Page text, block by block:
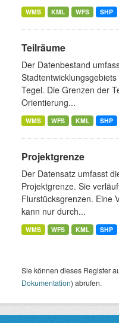
WMS KML WFS SHP
Teilräume
Der Datenbestand
Tegel. Die Grenzen der
Orientierung...
WMS WFS KML SHP
Projektgrenze
Der Datensatz umfasst
Projektgrenze. Sie
Flurstücksgrenzen. Eine
kann nur durch...
WMS WFS KML SHP
Sie können dieses Register
Dokumentation) abrufen.